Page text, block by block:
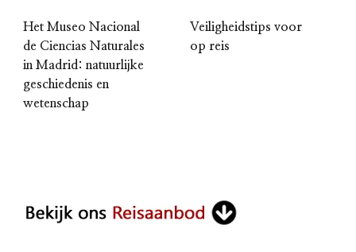
Het Museo Nacional
de Ciencias Naturales
in Madrid: natuurlijke
geschiedenis en
wetenschap
Veiligheidstips voor
op reis